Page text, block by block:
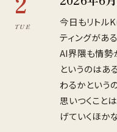
TUE
今日もリトル
ティングがあ
AI界隈も情勢
というのはあ
わるかという
思いつくこと
げていくほか